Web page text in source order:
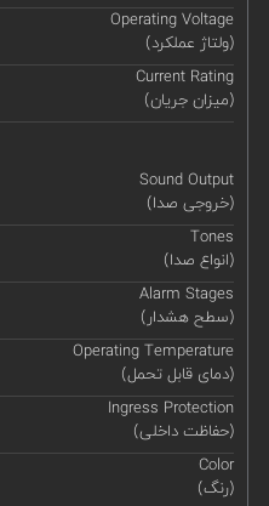
Operating Voltage
(ولتاژ عملکرد)
Current Rating
(میزان جریان)
Sound Output
(خروجی صدا)
Tones
(انواع صدا)
Alarm Stages
(سطح هشدار)
Operating Temperature
(دمای قابل تحمل)
Ingress Protection
(حفاظت داخلی)
Color
(رنگ)